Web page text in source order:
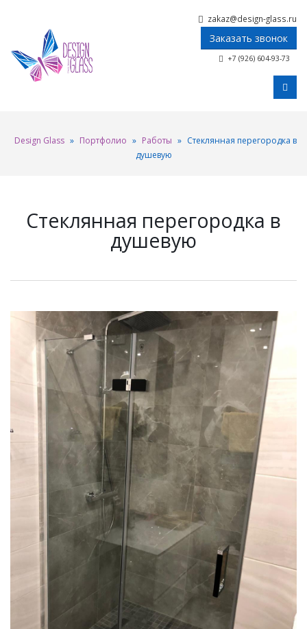
zakaz@design-glass.ru
Заказать звонок
+7 (926) 604-93-73
Design Glass » Портфолио » Работы » Стеклянная перегородка в
душевую
Стеклянная перегородка в
душевую